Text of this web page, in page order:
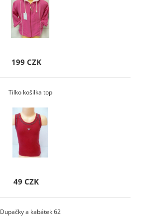
199 CZK
Tilko košilka top
49 CZK
Dupačky a kabátek 62